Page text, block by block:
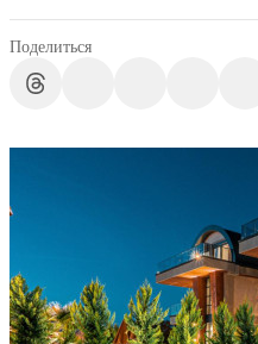
Поделиться